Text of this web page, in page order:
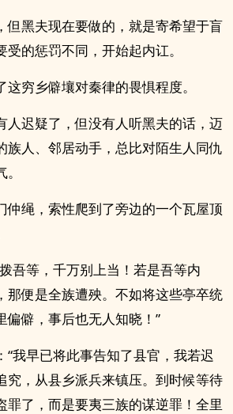
但黑夫现在要做的，就是寄希望于盲
的惩罚不同，开始起内讧。
穷乡僻壤对秦律的畏惧程度。
人迟疑了，但没有人听黑夫的话，迈
族人、邻居动手，总比对陌生人同仇
仲绳，索性爬到了旁边的一个瓦屋顶
吾等，千万别上当！若是吾等内
那便是全族遭殃。不如将这些亭卒统
偏僻，事后也无人知晓！”
“我早已将此事告知了县官，我若迟
究，从县乡派兵来镇压。到时候等待
罪了，而是要夷三族的谋逆罪！全里